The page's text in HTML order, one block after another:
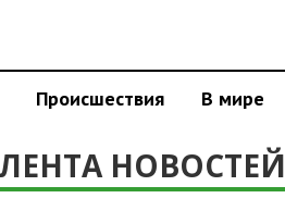
Происшествия В мире
НОВОСТЕЙ